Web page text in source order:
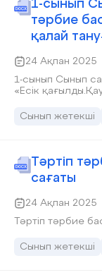
1-сынып
тәрбие
қалай
24 Ақпан 2025
1-сынып Сынып
«Есік
Сынып жетекші
Тәртіп
сағаты
24 Ақпан 2025
Тәртіп тәрбие
Сынып жетекші